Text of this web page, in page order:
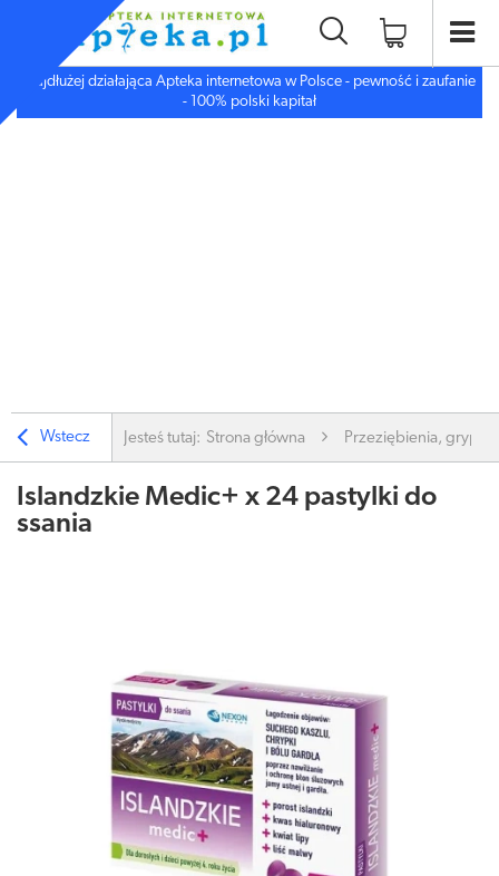
Najdłużej działająca Apteka internetowa w Polsce - pewność i zaufanie
- 100% polski kapitał
Wstecz Jesteś tutaj: Strona główna Przeziębienia, grypa
Islandzkie Medic+ x 24 pastylki do
ssania